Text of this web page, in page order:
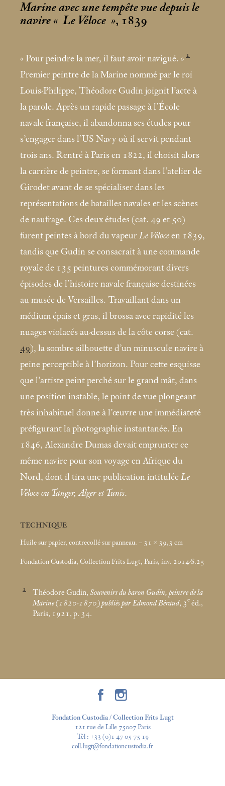
Marine avec une tempête vue depuis le
navire « Le Véloce », 1839
« Pour peindre la mer, il faut avoir navigué. » 1
Premier peintre de la Marine nommé par le roi
Louis-Philippe, Théodore Gudin joignit l’acte à
la parole. Après un rapide passage à l’École
navale française, il abandonna ses études pour
s’engager dans l’US Navy où il servit pendant
trois ans. Rentré à Paris en 1822, il choisit alors
la carrière de peintre, se formant dans l’atelier de
Girodet avant de se spécialiser dans les
représentations de batailles navales et les scènes
de naufrage. Ces deux études (cat. 49 et 50)
furent peintes à bord du vapeur Le Véloce en 1839,
tandis que Gudin se consacrait à une commande
royale de 135 peintures commémorant divers
épisodes de l’histoire navale française destinées
au musée de Versailles. Travaillant dans un
médium épais et gras, il brossa avec rapidité les
nuages violacés au-dessus de la côte corse (cat.
49), la sombre silhouette d’un minuscule navire à
peine perceptible à l’horizon. Pour cette esquisse
que l’artiste peint perché sur le grand mât, dans
une position instable, le point de vue plongeant
très inhabituel donne à l’œuvre une immédiateté
préfigurant la photographie instantanée. En
1846, Alexandre Dumas devait emprunter ce
même navire pour son voyage en Afrique du
Nord, dont il tira une publication intitulée Le
Véloce ou Tanger, Alger et Tunis.
TECHNIQUE
Huile sur papier, contrecollé sur panneau. – 31 × 39,3 cm
Fondation Custodia, Collection Frits Lugt, Paris, inv. 2014-S.25
1 Théodore Gudin, Souvenirs du baron Gudin, peintre de la
Marine (1820-1870) publiés par Edmond Béraud, 3e éd.,
Paris, 1921, p. 34.
Fondation Custodia / Collection Frits Lugt
121 rue de Lille 75007 Paris
Tél : +33 (0)1 47 05 75 19
coll.lugt@fondationcustodia.fr